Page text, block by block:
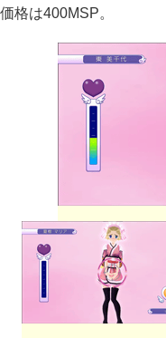
価格は400MSP。